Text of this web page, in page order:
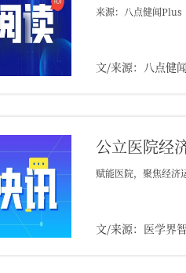
来源：八点健闻Plus
文/来源：八点健
公立医院经
赋能医院，聚焦经济
文/来源：医学界